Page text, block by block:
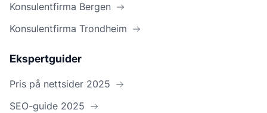
Konsulentfirma Bergen
Konsulentfirma Trondheim
Ekspertguider
Pris på nettsider 2025
SEO-guide 2025